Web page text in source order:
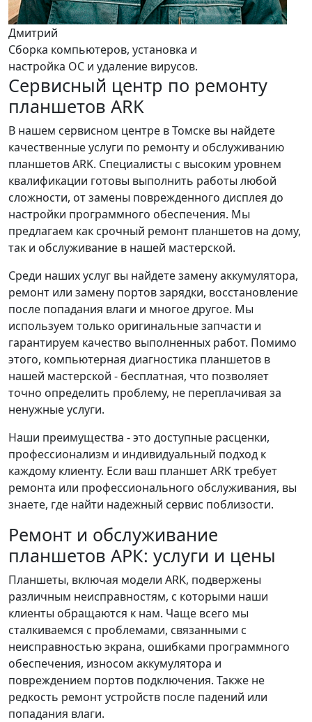
Дмитрий
Сборка компьютеров, установка и
настройка ОС и удаление вирусов.
Сервисный центр по ремонту
планшетов ARK
В нашем сервисном центре в Томске вы найдете
качественные услуги по ремонту и обслуживанию
планшетов ARK. Специалисты с высоким уровнем
квалификации готовы выполнить работы любой
сложности, от замены поврежденного дисплея до
настройки программного обеспечения. Мы
предлагаем как срочный ремонт планшетов на дому,
так и обслуживание в нашей мастерской.
Среди наших услуг вы найдете замену аккумулятора,
ремонт или замену портов зарядки, восстановление
после попадания влаги и многое другое. Мы
используем только оригинальные запчасти и
гарантируем качество выполненных работ. Помимо
этого, компьютерная диагностика планшетов в
нашей мастерской - бесплатная, что позволяет
точно определить проблему, не переплачивая за
ненужные услуги.
Наши преимущества - это доступные расценки,
профессионализм и индивидуальный подход к
каждому клиенту. Если ваш планшет ARK требует
ремонта или профессионального обслуживания, вы
знаете, где найти надежный сервис поблизости.
Ремонт и обслуживание
планшетов АРК: услуги и цены
Планшеты, включая модели ARK, подвержены
различным неисправностям, с которыми наши
клиенты обращаются к нам. Чаще всего мы
сталкиваемся с проблемами, связанными с
неисправностью экрана, ошибками программного
обеспечения, износом аккумулятора и
повреждением портов подключения. Также не
редкость ремонт устройств после падений или
попадания влаги.